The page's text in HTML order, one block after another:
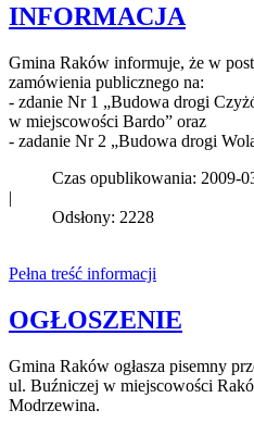
INFORMACJA
Gmina Raków informuje, że w
zamówienia publicznego na:
- zdanie Nr 1 „Budowa drogi
w miejscowości Bardo” oraz
- zadanie Nr 2 „Budowa drogi
Czas opublikowania: 2009-
|
Odsłony: 2228
Pełna treść informacji
OGŁOSZENIE
Gmina Raków ogłasza pisemny
ul. Buźniczej w miejscowości
Modrzewina.